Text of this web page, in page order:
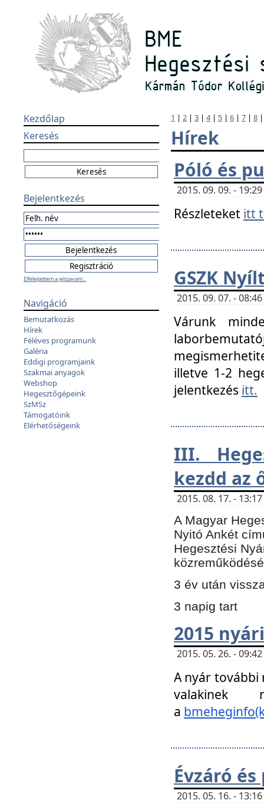
Kezdőlap
Keresés
Bejelentkezés
Elfelejtettem a jelszavam...
Navigáció
Bemutatkozás
Hírek
Féléves programunk
Galéria
Eddigi programjaink
Szakmai anyagok
Webshop
Hegesztőgépeink
SzMSz
Támogatóink
Elérhetőségeink
1 | 2 | 3 | 4| 5 | 6 | 7 | 8
Hírek
Póló és
2015. 09. 09. -
Részleteket itt
GSZK
2015. 09. 07. -
Várunk
illetve 1-2
jelentkezés itt.
III.
kezdd az
2015. 08. 17. -
A Magyar
Nyitó Ankét
Hegesztési
3 év után
3 napig tart
2015
2015. 05. 26. -
A nyár további
a
Évzáró
2015. 05. 16. -